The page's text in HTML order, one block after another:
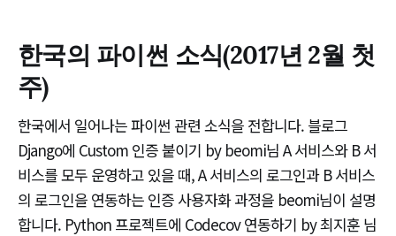
한국의 파이썬 소식(2017년 2월 첫
주)
한국에서 일어나는 파이썬 관련 소식을 전합니다. 블로그
Django에 Custom 인증 붙이기 by beomi님 A 서비스와 B 서
비스를 모두 운영하고 있을 때, A 서비스의 로그인과 B 서비스
의 로그인을 연동하는 인증 사용자화 과정을 beomi님이 설명
합니다. Python 프로젝트에 Codecov 연동하기 by 최지훈 님